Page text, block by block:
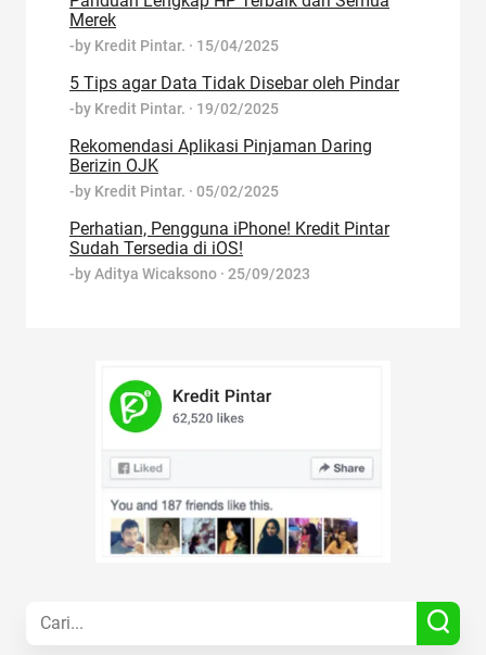
Merek
-by Kredit Pintar. · 15/04/2025
5 Tips agar Data Tidak Disebar oleh Pindar
-by Kredit Pintar. · 19/02/2025
Rekomendasi Aplikasi Pinjaman Daring
Berizin OJK
-by Kredit Pintar. · 05/02/2025
Perhatian, Pengguna iPhone! Kredit Pintar
Sudah Tersedia di iOS!
-byAditya Wicaksono · 25/09/2023